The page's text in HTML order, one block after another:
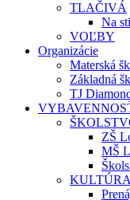
TLAČIVÁ
Na
VOĽBY
Organizácie
Materská
Základná
TJ
ZŠ
MŠ
KULTÚRA